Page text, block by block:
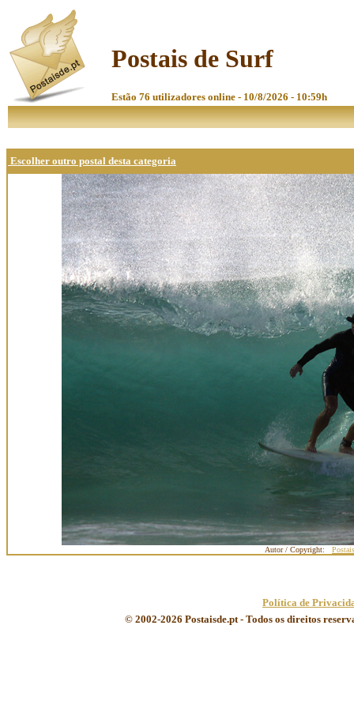
Postais de Surf
Estão 76 utilizadores online - 10/8/2026 - 10:59h
Escolher outro postal desta categoria
Autor / Copyright:
Política de
© 2002-2026 Postaisde.pt - Todos os direitos